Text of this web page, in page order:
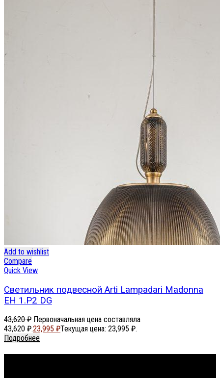
Add to wishlist
Compare
Quick View
Светильник подвесной Arti Lampadari Madonna
EH 1.P2 DG
43,620₽ Первоначальная цена составляла
43,620 ₽.23,995 ₽Текущая цена: 23,995 ₽.
Подробнее